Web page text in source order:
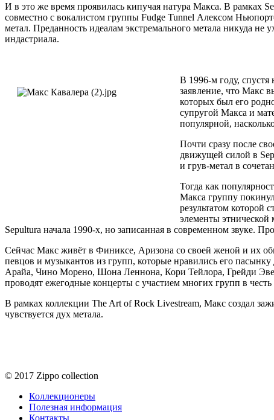
И в это же время проявилась кипучая натура Макса. В рамках
совместно с вокалистом группы Fudge Tunnel Алексом
метал. Преданность идеалам экстремального метала никуда не
индастриала.
В 1996-м году, спустя
заявление, что Макс
которых был его
супругой Макса и
популярной,
Почти сразу после
движущей силой в
и грув-метал в
Тогда как
Макса группу
результатом которой
элементы этнической
Sepultura начала 1990-х, но записанная в современном звуке.
Сейчас Макс живёт в Финиксе, Аризона со своей женой и их
певцов и музыкантов из групп, которые нравились его
Арайа, Чино Морено, Шона Леннона, Кори Тейлора, Грейди
проводят ежегодные концерты с участием многих групп в
В рамках коллекции The Art of Rock Livestream, Макс создал
чувствуется дух метала.
© 2017 Zippo collection
Коллекционеры
Полезная информация
Контакты